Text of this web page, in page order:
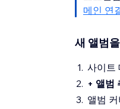
메인 연
새 앨범
사이트
+ 앨범
앨범